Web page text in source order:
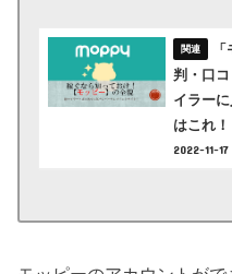
判・口
イラー
はこれ！
2022-11-17